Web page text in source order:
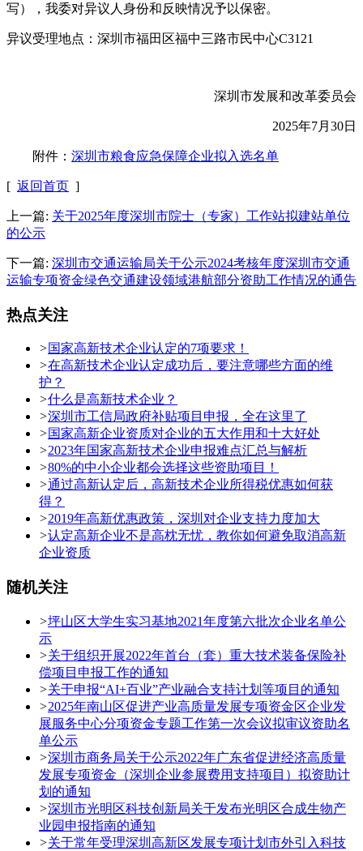
写），我委对异议人身份和反映情况予以保密。
异议受理地点：深圳市福田区福中三路市民中心C3121
深圳市发展和改革委员会
2025年7月30日
附件： 深圳市粮食应急保障企业拟入选名单
[ 返回首页 ]
上一篇: 关于2025年度深圳市院士（专家）工作站拟建站单位
的公示
下一篇: 深圳市交通运输局关于公示2024考核年度深圳市交通
运输专项资金绿色交通建设领域港航部分资助工作情况的通告
热点关注
>国家高新技术企业认定的7项要求！
>在高新技术企业认定成功后，要注意哪些方面的维
护？
>什么是高新技术企业？
>深圳市工信局政府补贴项目申报，全在这里了
>国家高新企业资质对企业的五大作用和十大好处
>2023年国家高新技术企业申报难点汇总与解析
>80%的中小企业都会选择这些资助项目！
>通过高新认定后，高新技术企业所得税优惠如何获
得？
>2019年高新优惠政策，深圳对企业支持力度加大
>认定高新企业不是高枕无忧，教你如何避免取消高新
企业资质
随机关注
>坪山区大学生实习基地2021年度第六批次企业名单公
示
>关于组织开展2022年首台（套）重大技术装备保险补
偿项目申报工作的通知
>关于申报“AI+百业”产业融合支持计划等项目的通知
>2025年南山区促进产业高质量发展专项资金区企业发
展服务中心分项资金专题工作第一次会议拟审议资助名
单公示
>深圳市商务局关于公示2022年广东省促进经济高质量
发展专项资金（深圳企业参展费用支持项目）拟资助计
划的通知
>深圳市光明区科技创新局关于发布光明区合成生物产
业园申报指南的通知
>关于常年受理深圳高新区发展专项计划市外引入科技